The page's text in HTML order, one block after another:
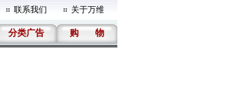
联系我们 关于万维
分类广告 购 物